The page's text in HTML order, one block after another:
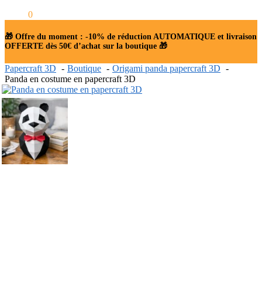
0
🎁 Offre du moment : -10% de réduction AUTOMATIQUE et livraison
OFFERTE dès 50€ d’achat sur la boutique 🎁
Papercraft 3D Boutique
Origami panda papercraft 3D
Panda en costume en papercraft 3D